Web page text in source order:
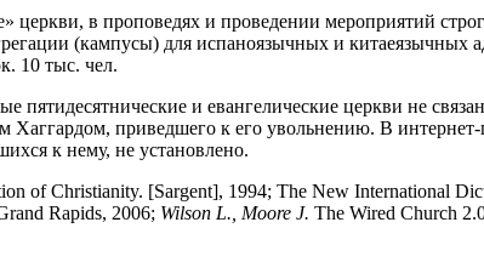
церкви, в проповедях и проведении мероприятий
(кампусы) для испаноязычных и китаеязычных
10 тыс. чел.
и евангелические церкви не
Хаггардом, приведшего к его увольнению. В
к нему, не установлено.
of Christianity. [Sargent], 1994; The New International
Rapids, 2006; Wilson L., Moore J. The Wired Church